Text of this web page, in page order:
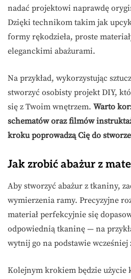
nadać projektowi naprawdę
Dzięki technikom takim jak
formy rękodzieła, proste
eleganckimi abażurami.
Na przykład, wykorzystując
stworzyć osobisty projekt DIY,
się z Twoim wnętrzem. Warto
schematów oraz filmów
kroku poprowadzą Cię do
Jak zrobić abażur z
Aby stworzyć abażur z tkaniny,
wymierzenia ramy. Precyzyjne
materiał perfekcyjnie się
odpowiednią tkaninę — na
wytnij go na podstawie
Kolejnym krokiem będzie użycie